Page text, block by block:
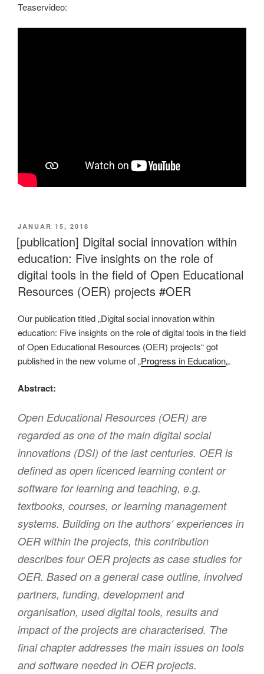
Teaservideo:
VERÖFFENTLICHT
AM
JANUAR 15, 2018
[publication] Digital social innovation within
education: Five insights on the role of
digital tools in the field of Open Educational
Resources (OER) projects #OER
Our publication titled „Digital social innovation within
education: Five insights on the role of digital tools in the field
of Open Educational Resources (OER) projects“ got
published in the new volume of „Progress in Education„.
Abstract:
Open Educational Resources (OER) are
regarded as one of the main digital social
innovations (DSI) of the last centuries. OER is
defined as open licenced learning content or
software for learning and teaching, e.g.
textbooks, courses, or learning management
systems. Building on the authors‘ experiences in
OER within the projects, this contribution
describes four OER projects as case studies for
OER. Based on a general case outline, involved
partners, funding, development and
organisation, used digital tools, results and
impact of the projects are characterised. The
final chapter addresses the main issues on tools
and software needed in OER projects.